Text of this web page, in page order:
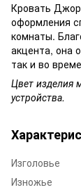
Кровать
оформления
комнаты.
акцента, она
так и во
Цвет изделия
устройства.
Изголовье
Изножье